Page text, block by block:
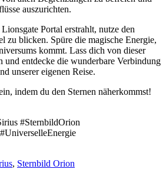
auszurichten.
Portal erstrahlt, nutze den
zu blicken. Spüre die magische Energie,
kommt. Lass dich von dieser
und entdecke die wunderbare Verbindung
unserer eigenen Reise.
indem du den Sternen näherkommst!
#SternbildOrion
, Sternbild Orion